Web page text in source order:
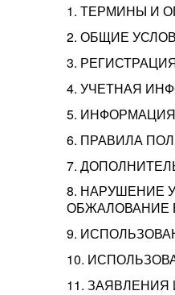
1. ТЕРМИНЫ И
2. ОБЩИЕ
3.
4. УЧЕТНАЯ
5.
6. ПРАВИЛА
7.
8. НАРУШЕНИЕ
ОБЖАЛОВАНИЕ
9.
10.
11.